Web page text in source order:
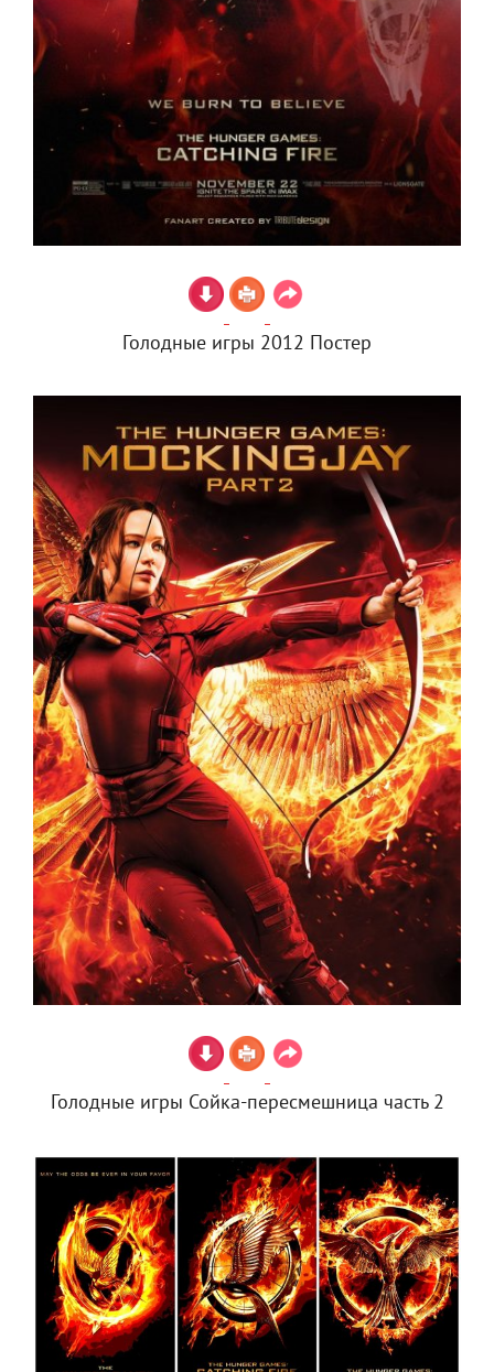
Голодные игры 2012 Постер
Голодные игры Сойка-пересмешница часть 2